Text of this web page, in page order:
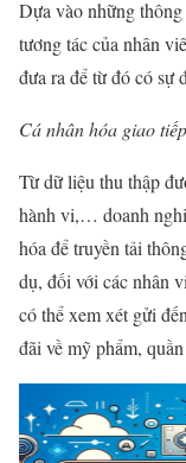
Dựa vào những
tương tác của nhân
đưa ra để từ đó có sự
Cá nhân hóa giao tiếp
Từ dữ liệu thu thập
hành vi,… doanh
hóa để truyền tải
dụ, đối với các nhân
có thể xem xét gửi
đãi về mỹ phẩm,